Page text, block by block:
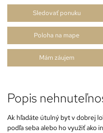
Sledovať ponuku
Poloha na mape
Mám záujem
Popis
Ak hľadáte útulný byt v dobrej
podľa seba alebo ho využiť ako